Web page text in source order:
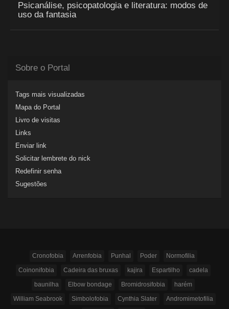
Psicanálise, psicopatologia e literatura: modos de
uso da fantasia
Sobre o Portal
Tags mais visualizadas
Mapa do Portal
Livro de visitas
Links
Enviar link
Solicitar lembrete do nick
Redefinir senha
Sugestões
Cronofobia Arrenfobia Punhal Poder
Normofilia
Coinonifobia
Cadeira das bruxas kajira Espartilho
cadela
baunilha
Elbow bondage Bromidrosifobia
harém
William Seabrook
Simbolofobia Cynthia Slater Andromimetofilia